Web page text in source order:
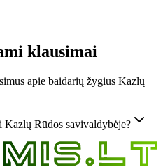
klausimai
apie baidarių žygius Kazlų
Kazlų Rūdos savivaldybėje?